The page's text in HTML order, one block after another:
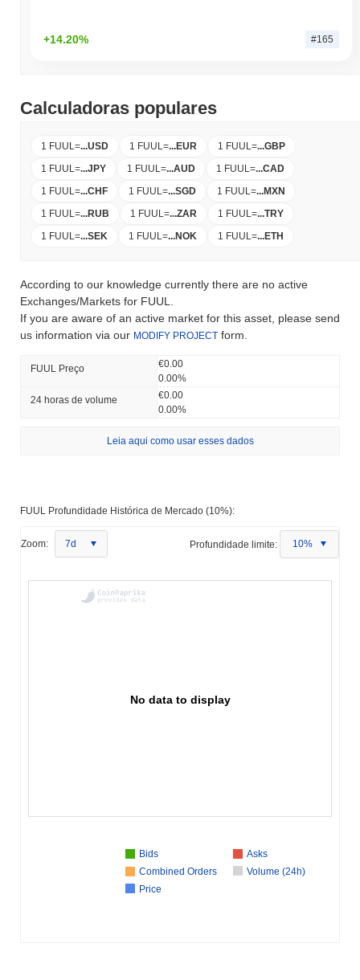
+14.20% #165
Calculadoras populares
1 FUUL=...USD 1 FUUL=...EUR 1 FUUL=...GBP
1 FUUL=...JPY 1 FUUL=...AUD 1 FUUL=...CAD
1 FUUL=...CHF 1 FUUL=...SGD 1 FUUL=...MXN
1 FUUL=...RUB 1 FUUL=...ZAR 1 FUUL=...TRY
1 FUUL=...SEK 1 FUUL=...NOK 1 FUUL=...ETH
According to our knowledge currently there are no active
Exchanges/Markets for FUUL.
If you are aware of an active market for this asset, please send
us information via our MODIFY PROJECT form.
FUUL Preço
€0.00
0.00%
24 horas de volume
€0.00
0.00%
Leia aqui como usar esses dados
FUUL Profundidade Histórica de Mercado (10%):
Zoom: 7d Profundidade limite: 10%
No data to display
Bids
Asks
Combined Orders
Volume (24h)
Price